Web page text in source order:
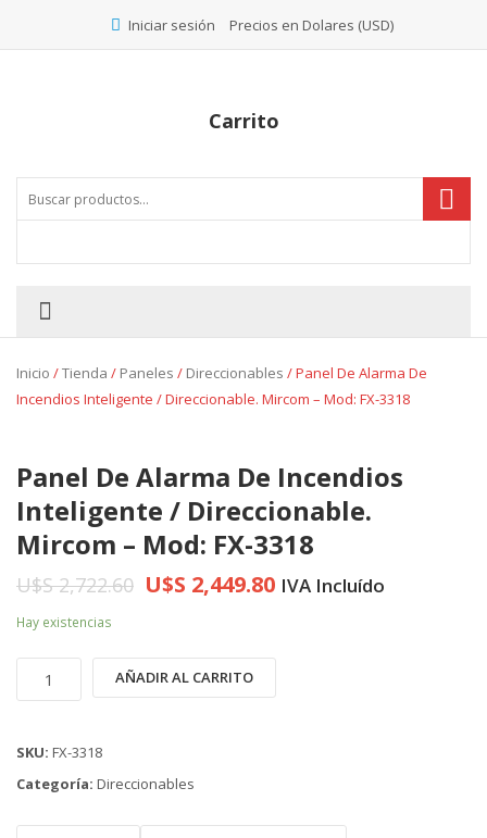
Iniciar sesión Precios en Dolares (USD)
Carrito
Inicio /Tienda / Paneles / Direccionables / Panel De Alarma De
Incendios Inteligente / Direccionable. Mircom – Mod: FX-3318
Panel De Alarma De Incendios
Inteligente / Direccionable.
Mircom – Mod: FX-3318
U$S2,722.60 U$S 2,449.80 IVA Incluído
Hay existencias
de
de
Incendios
/
AÑADIR AL CARRITO
SKU: FX-3318
Categoría: Direccionables